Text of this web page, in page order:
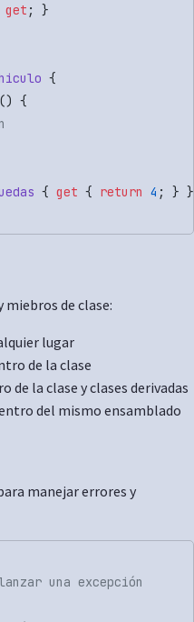
get ; }
{
() {
{ get { return 4 ; } }
miebros de clase:
lugar
de la clase
de la clase y clases derivadas
del mismo ensamblado
manejar errores y
una excepción